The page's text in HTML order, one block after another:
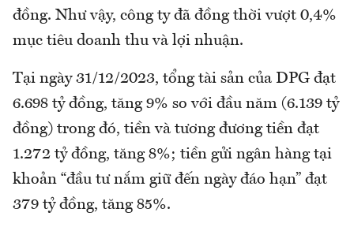
đồng. Như vậy, công ty đã đồng thời vượt 0,4%
mục tiêu doanh thu và lợi nhuận.
Tại ngày 31/12/2023, tổng tài sản của DPG đạt
6.698 tỷ đồng, tăng 9% so với đầu năm (6.139 tỷ
đồng) trong đó, tiền và tương đương tiền đạt
1.272 tỷ đồng, tăng 8%; tiền gửi ngân hàng tại
khoản “đầu tư nắm giữ đến ngày đáo hạn” đạt
379 tỷ đồng, tăng 85%.